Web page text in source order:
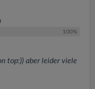
100%
top:)) aber leider viele